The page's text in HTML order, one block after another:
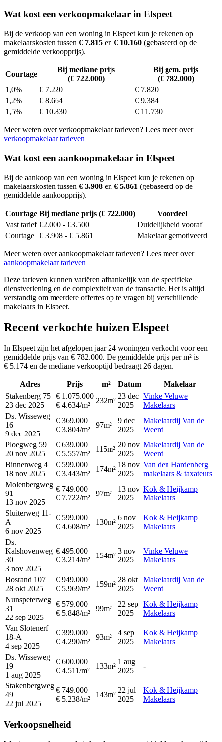
Wat kost een verkoopmakelaar in Elspeet
Bij de verkoop van een woning in Elspeet kun je rekenen op
makelaarskosten tussen € 7.815 en € 10.160 (gebaseerd op de
gemiddelde verkoopprijs).
Courtage
Bij mediane prijs
(€ 722.000)
Bij gem. prijs
(€ 782.000)
1,0%
€ 7.220
€ 7.820
1,2%
€ 8.664
€ 9.384
1,5%
€ 10.830 € 11.730
Meer weten over verkoopmakelaar tarieven? Lees meer over
verkoopmakelaar tarieven
Wat kost een aankoopmakelaar in Elspeet
Bij de aankoop van een woning in Elspeet kun je rekenen op
makelaarskosten tussen € 3.908 en € 5.861 (gebaseerd op de
gemiddelde aankoopprijs).
Courtage Bij mediane prijs (€ 722.000)
Voordeel
Vast tarief €2.000 - €3.500
Duidelijkheid vooraf
Courtage € 3.908 - € 5.861 Makelaar gemotiveerd
Meer weten over aankoopmakelaar tarieven? Lees meer over
aankoopmakelaar tarieven
Deze tarieven kunnen variëren afhankelijk van de specifieke
dienstverlening en de complexiteit van de transactie. Het is altijd
verstandig om meerdere offertes op te vragen bij verschillende
makelaars in Elspeet.
Recent verkochte huizen Elspeet
In Elspeet zijn het afgelopen jaar 24 woningen verkocht voor een
gemiddelde prijs van € 782.000. De gemiddelde prijs per m² is
€ 5.174 en de mediane verkooptijd bedraagt 26 dagen.
Adres Prijs m² Datum
Makelaar
Stakenberg 75
23 dec 2025
€ 1.075.000
€ 4.634/m²
232m²
23 dec
2025
Vinke Veluwe
Makelaars
Ds. Wisseweg
16
9 dec 2025
€ 369.000
€ 3.804/m²
97m²
9 dec
2025
Makelaardij Van de
Weerd
Ploegweg 59
20 nov 2025
€ 639.000
€ 5.557/m²
115m²
20 nov
2025
Makelaardij Van de
Weerd
Binnenweg 4
18 nov 2025
€ 599.000
€ 3.443/m²
174m²
18 nov
2025
Van den Hardenberg
makelaars & taxateurs
Molenbergweg
91
13 nov 2025
€ 749.000
€ 7.722/m²
97m²
13 nov
2025
Kok & Heijkamp
Makelaars
Sluiterweg 11-
A
6 nov 2025
€ 599.000
€ 4.608/m²
130m²
6 nov
2025
Kok & Heijkamp
Makelaars
Ds.
Kalshovenweg
30
3 nov 2025
€ 495.000
€ 3.214/m²
154m²
3 nov
2025
Vinke Veluwe
Makelaars
Bosrand 107
28 okt 2025
€ 949.000
€ 5.969/m²
159m²
28 okt
2025
Makelaardij Van de
Weerd
Nunspeterweg
31
22 sep 2025
€ 579.000
€ 5.848/m²
99m²
22 sep
2025
Kok & Heijkamp
Makelaars
Van Slotenerf
18-A
4 sep 2025
€ 399.000
€ 4.290/m²
93m²
4 sep
2025
Kok & Heijkamp
Makelaars
Ds. Wisseweg
19
1 aug 2025
€ 600.000
€ 4.511/m²
133m²
1 aug
2025
-
Stakenbergweg
49
22 jul 2025
€ 749.000
€ 5.238/m²
143m²
22 jul
2025
Kok & Heijkamp
Makelaars
Verkoopsnelheid